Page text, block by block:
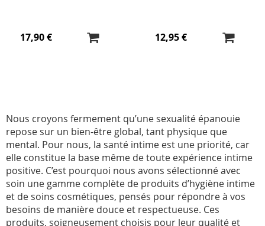
17,90 € 12,95 €
Nous croyons fermement qu’une sexualité épanouie
repose sur un bien-être global, tant physique que
mental. Pour nous, la santé intime est une priorité, car
elle constitue la base même de toute expérience intime
positive. C’est pourquoi nous avons sélectionné avec
soin une gamme complète de produits d’hygiène intime
et de soins cosmétiques, pensés pour répondre à vos
besoins de manière douce et respectueuse. Ces
produits, soigneusement choisis pour leur qualité et